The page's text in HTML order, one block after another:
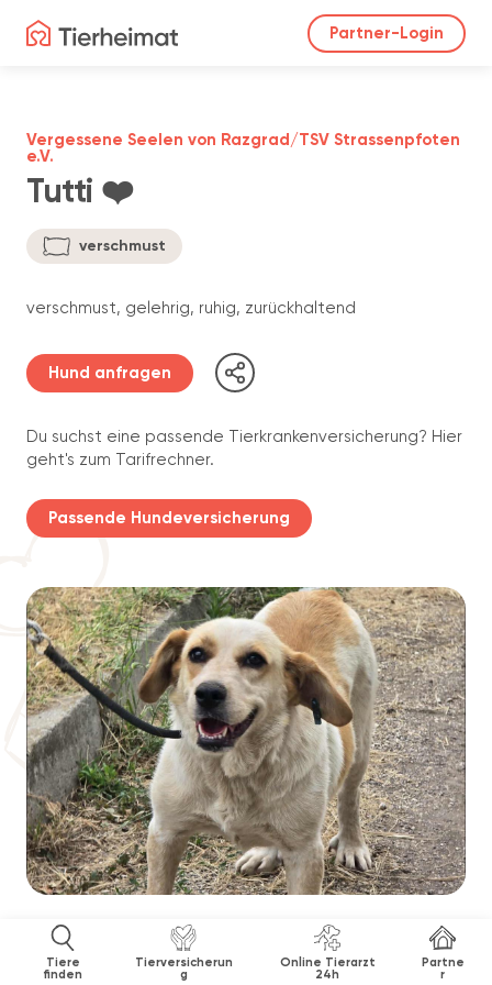
Partner-Login
Tiere
finden
Tierversicherun
g
Online Tierarzt
24h
Partne
r
Tutti ❤️
Vergessene Seelen von Razgrad/TSV Strassenpfoten
e.V.
verschmust
verschmust, gelehrig, ruhig, zurückhaltend
Hund anfragen
Du suchst eine passende Tierkrankenversicherung? Hier
geht's zum Tarifrechner.
Passende Hundeversicherung